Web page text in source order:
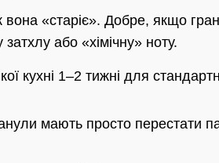
вона «старіє». Добре, якщо
або «хімічну» ноту.
кухні 1–2 тижні для
мають просто перестати